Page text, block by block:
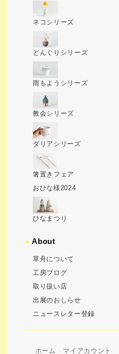
ネコシリーズ
どんぐりシリーズ
雨もようシリーズ
教会シリーズ
ダリアシリーズ
箸置きフェア
おひな様2024
ひなまつり
●About
草舟について
工房ブログ
取り扱い店
出展のおしらせ
ニュースレター登録
ホーム マイアカウント